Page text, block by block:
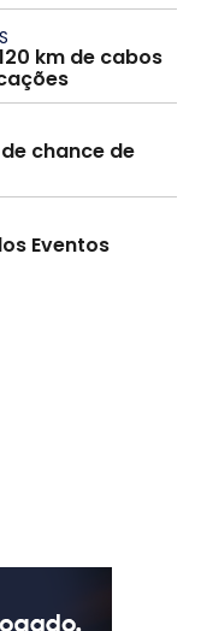
km de cabos
chance de
Eventos